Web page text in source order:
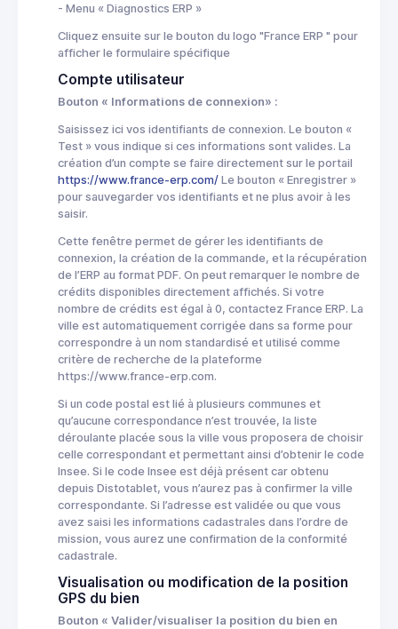
- Menu « Diagnostics ERP »
Cliquez ensuite sur le bouton du logo "France ERP " pour
afficher le formulaire spécifique
Compte utilisateur
Bouton « Informations de connexion» :
Saisissez ici vos identifiants de connexion. Le bouton «
Test » vous indique si ces informations sont valides. La
création d’un compte se faire directement sur le portail
https://www.france-erp.com/ Le bouton « Enregistrer »
pour sauvegarder vos identifiants et ne plus avoir à les
saisir.
Cette fenêtre permet de gérer les identifiants de
connexion, la création de la commande, et la récupération
de l’ERP au format PDF. On peut remarquer le nombre de
crédits disponibles directement affichés. Si votre
nombre de crédits est égal à 0, contactez France ERP. La
ville est automatiquement corrigée dans sa forme pour
correspondre à un nom standardisé et utilisé comme
critère de recherche de la plateforme
https://www.france-erp.com.
Si un code postal est lié à plusieurs communes et
qu’aucune correspondance n’est trouvée, la liste
déroulante placée sous la ville vous proposera de choisir
celle correspondant et permettant ainsi d’obtenir le code
Insee. Si le code Insee est déjà présent car obtenu
depuis Distotablet, vous n’aurez pas à confirmer la ville
correspondante. Si l’adresse est validée ou que vous
avez saisi les informations cadastrales dans l’ordre de
mission, vous aurez une confirmation de la conformité
cadastrale.
Visualisation ou modification de la position
GPS du bien
Bout on « Valider/visualiser la position du bien en